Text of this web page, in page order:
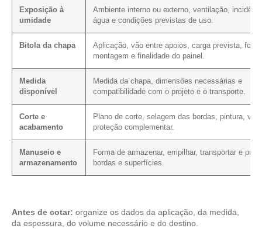
Exposição à
umidade
Ambiente interno ou externo, ventilação,
água e condições previstas de uso.
Bitola da chapa
Aplicação, vão entre apoios, carga prevista,
montagem e finalidade do painel.
Medida
disponível
Medida da chapa, dimensões necessárias e
compatibilidade com o projeto e o transporte.
Corte e
acabamento
Plano de corte, selagem das bordas, pintura,
proteção complementar.
Manuseio e
armazenamento
Forma de armazenar, empilhar, transportar e
bordas e superfícies.
Antes de cotar: organize os dados da aplicação, da medida,
da espessura, do volume necessário e do destino.